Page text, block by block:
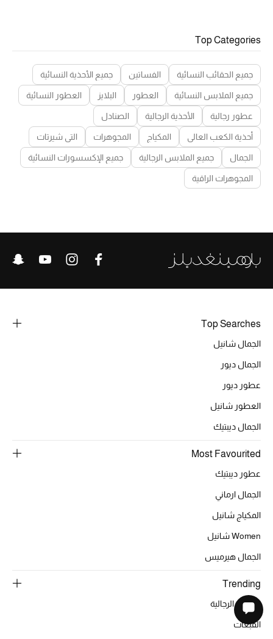
Top Categories
جميع الحقائب النسائية الفساتين جميع الأحذية النسائية
جميع الملابس النسائية العطور البلايز العطور النسائية
عطور رجالية الأحذية الرجالية الصنادل
أحذية الكعب العالي المكياج المجوهرات التي شيرتات
الجمال جميع الملابس الرجالية جميع الإكسسورات النسائية
المجوهرات الراقية
Top Searches
الجمال شانيل
الجمال ديور
عطور ديور
العطور شانيل
الجمال ديبتيك
Most Favourited
عطور ديبتيك
الجمال ارماني
المكياج شانيل
Women شانيل
الجمال هيرميس
Trending
البدلات الرجالية
القبعات